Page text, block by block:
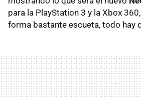
para la PlayStation 3 y la Xbox
forma bastante escueta, todo hay